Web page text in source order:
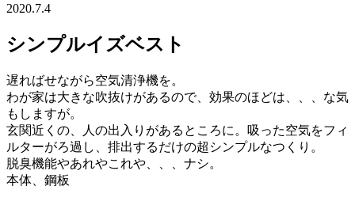
2020.7.4
シンプルイズベスト
遅ればせながら空気清浄機を。
わが家は大きな吹抜けがあるので、効果のほどは、、、な気
もしますが。
玄関近くの、人の出入りがあるところに。 吸った空気をフィ
ルターがろ過し、排出するだけの超シンプルなつくり。
脱臭機能やあれやこれや、、、ナシ。
本体、鋼板